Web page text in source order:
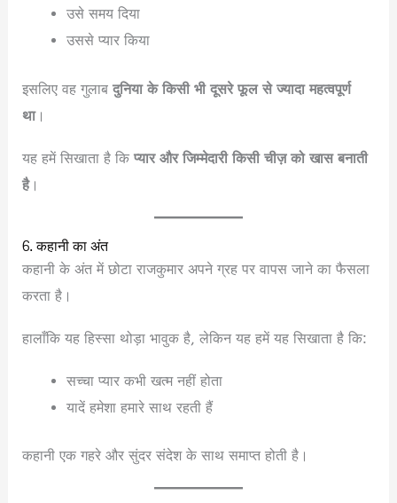
उसे समय दिया
उससे प्यार किया
इसलिए वह गुलाबदुनिया के किसी भी दूसरे फूल से ज्यादा महत्वपूर्ण
था।
यह हमें सिखाता है किप्यार और जिम्मेदारी किसी चीज़ को खास बनाती
है।
6. कहानी का अंत
कहानी के अंत में छोटा राजकुमार अपने ग्रह पर वापस जाने का फैसला
करता है।
हालाँकि यह हिस्सा थोड़ा भावुक है, लेकिन यह हमें यह सिखाता है कि:
सच्चा प्यार कभी खत्म नहीं होता
यादें हमेशा हमारे साथ रहती हैं
कहानी एक गहरे और सुंदर संदेश के साथ समाप्त होती है।